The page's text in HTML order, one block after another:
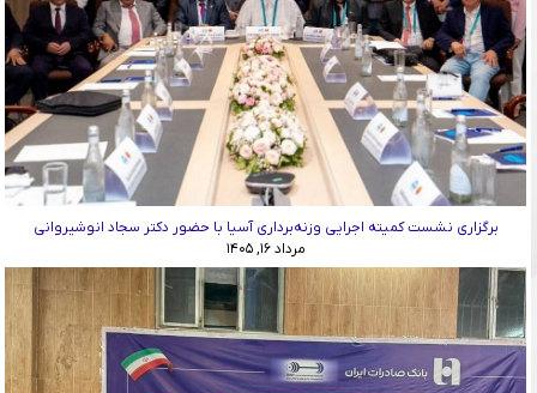
برگزاری نشست کمیته اجرایی وزنه‌برداری آسیا با حضور دکتر سجاد انوشیروانی
مرداد ۱۶, ۱۴۰۵